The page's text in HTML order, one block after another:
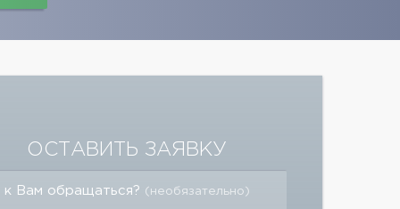
ОСТАВИТЬ ЗАЯВКУ
к Вам обращаться? (необязательно)